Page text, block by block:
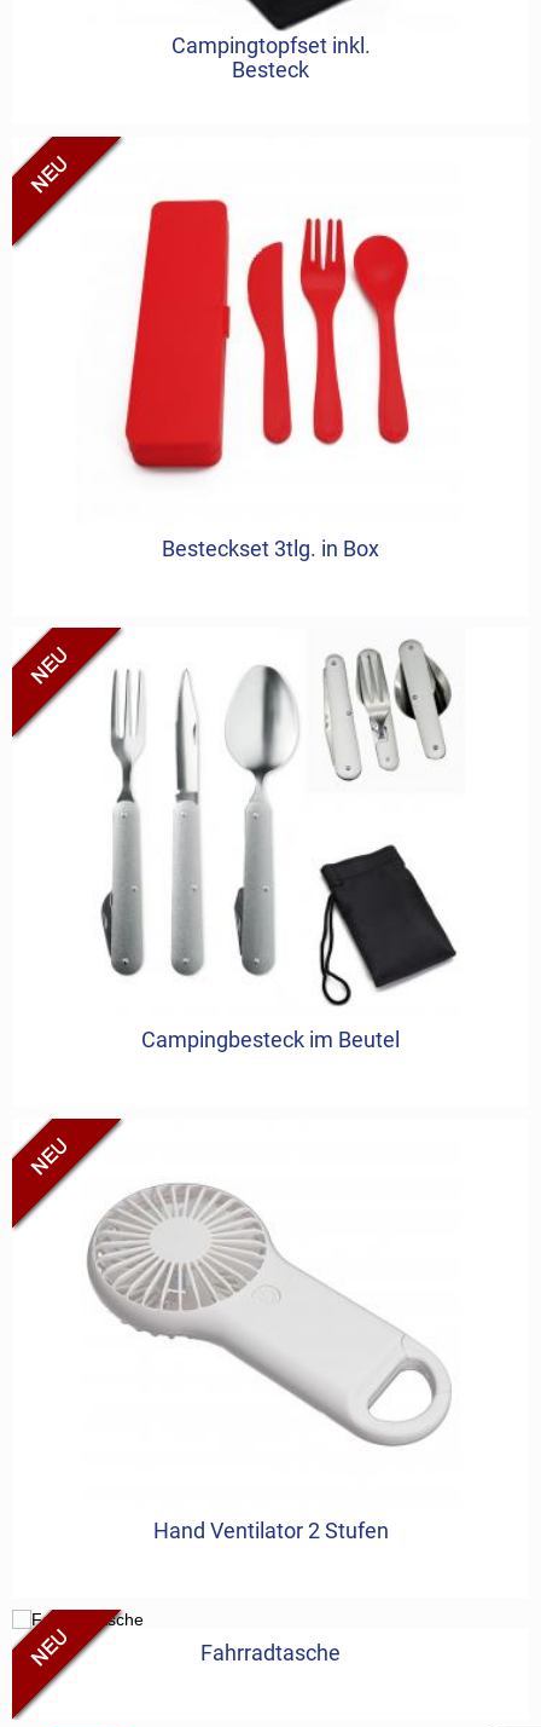
Campingtopfset inkl.
Besteck
Besteckset 3tlg. in Box
Campingbesteck im Beutel
Hand Ventilator 2 Stufen
Fahrradtasche